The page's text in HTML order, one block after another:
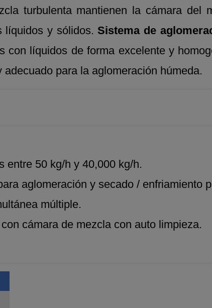
turbulenta mantienen la cámara del
líquidos y sólidos. Sistema de
con líquidos de forma excelente y
para la aglomeración húmeda.
entre 50 kg/h y 40,000 kg/h.
aglomeración y secado / enfriamiento
múltiple.
cámara de mezcla con auto limpieza.